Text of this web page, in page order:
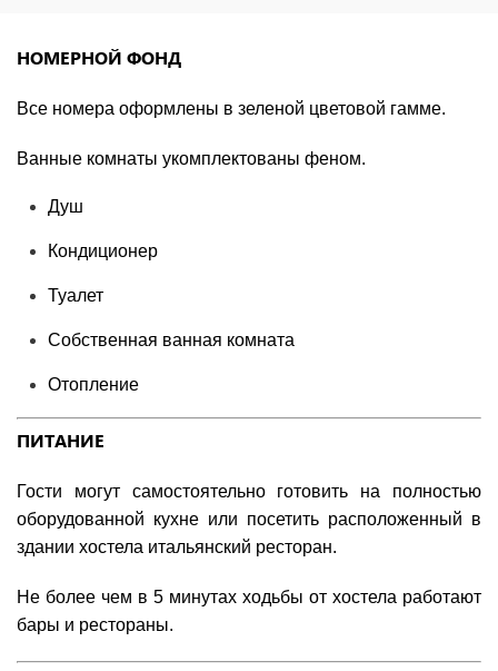
НОМЕРНОЙ ФОНД
Все номера оформлены в зеленой цветовой гамме.
Ванные комнаты укомплектованы феном.
Душ
Кондиционер
Туалет
Собственная ванная комната
Отопление
ПИТАНИЕ
Гости могут самостоятельно готовить на полностью
оборудованной кухне или посетить расположенный в
здании хостела итальянский ресторан.
Не более чем в 5 минутах ходьбы от хостела работают
бары и рестораны.